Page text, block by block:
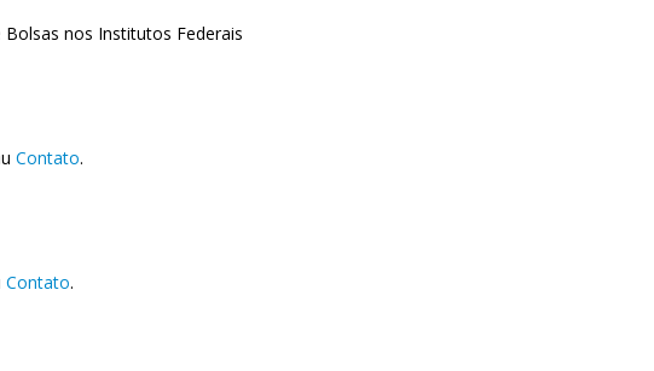
nos Institutos Federais
Contato.
Contato.